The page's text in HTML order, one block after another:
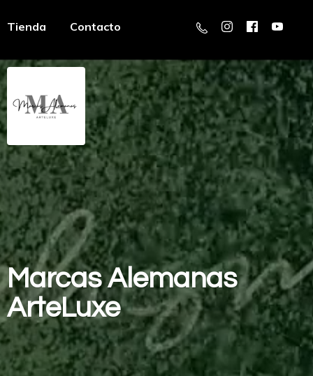
Tienda Contacto
MarcasAlemanas
ArteLuxe